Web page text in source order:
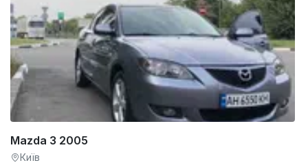
Mazda 3 2005
Київ